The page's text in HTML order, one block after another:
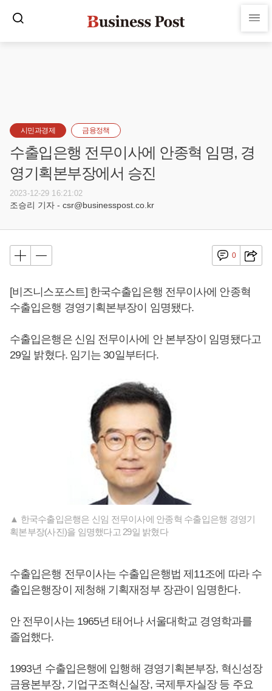
시민과경제 금융정책
수출입은행 전무이사에 안종혁 임명, 경
영기획본부장에서 승진
2023-12-29 16:21:02
조승리 기자 - csr@businesspost.co.kr
0
[비즈니스포스트] 한국수출입은행 전무이사에 안종혁
수출입은행 경영기획본부장이 임명됐다.
수출입은행은 신임 전무이사에 안 본부장이 임명됐다고
29일 밝혔다. 임기는 30일부터다.
▲ 한국수출입은행은 신임 전무이사에 안종혁 수출입은행 경영기
획본부장(사진)을 임명했다고 29일 밝혔다
수출입은행 전무이사는 수출입은행법 제11조에 따라 수
출입은행장이 제청해 기획재정부 장관이 임명한다.
안 전무이사는 1965년 태어나 서울대학교 경영학과를
졸업했다.
1993년 수출입은행에 입행해 경영기획본부장, 혁신성장
금융본부장, 기업구조혁신실장, 국제투자실장 등 주요